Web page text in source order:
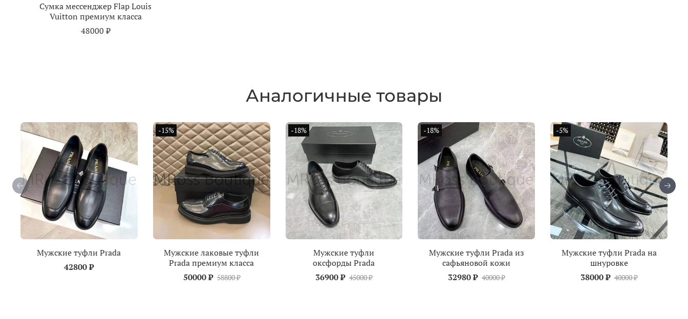
Сумка мессенджер Flap Louis
Vuitton премиум класса
48000 ₽
Аналогичные товары
Мужские туфли Prada
42800 ₽
-15%
Мужские лаковые туфли
Prada премиум класса
50000 ₽ 58800 ₽
-18%
Мужские туфли
оксфорды Prada
36900 ₽ 45000 ₽
-18%
Мужские туфли Prada из
сафьяновой кожи
32980 ₽ 40000 ₽
-5%
Мужские туфли Prada на
шнуровке
38000 ₽ 40000 ₽